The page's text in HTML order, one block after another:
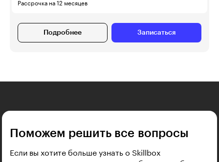
Рассрочка на 12 месяцев
Подробнее Записаться
Поможем решить все вопросы
Если вы хотите больше узнать о Skillbox